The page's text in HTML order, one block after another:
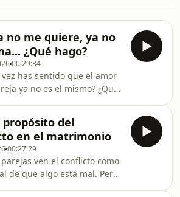
no me quiere, ya no
¿Qué hago?
00:29:34
has sentido que el amor
ya no es el mismo? ¿Que
ya no te sientes
como antes?En este
de una de las
más dolorosas y frecuentes
las relaciones: &quot;¿Y si
quiere?&quot;Exploramos
propósito del
en el matrimonio
00:27:29
ven el conflicto como
de que algo está mal. Pero,